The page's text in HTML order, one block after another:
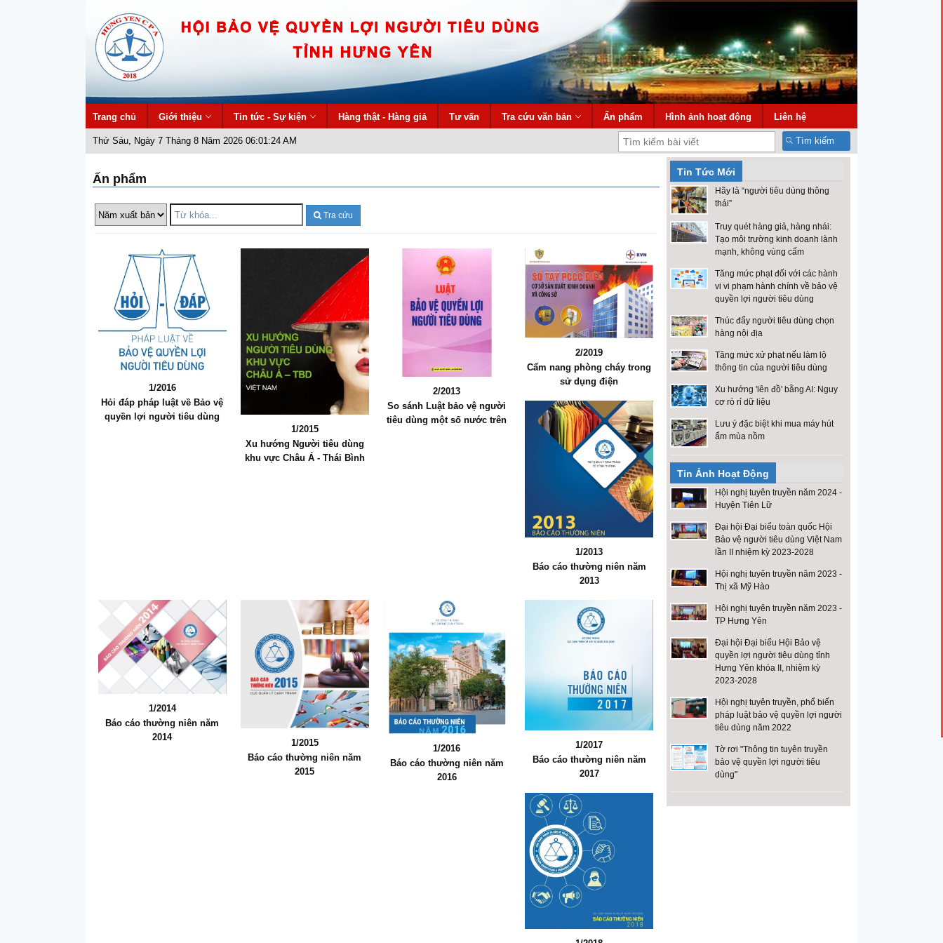
Trang chủ Giới thiệu Tin tức - Sự kiện Hàng thật - Hàng giả Tư vấn Tra cứu văn bản Ấn phẩm Hình ảnh hoạt động Liên hệ
Thứ Sáu, Ngày 7 Tháng 8 Năm 2026 06:01:25 AM Tìm kiếm
Ấn phẩm
Tra cứu
1/2016
Hỏi đáp pháp luật về Bảo vệ
quyền lợi người tiêu dùng
1/2015
Xu hướng Người tiêu dùng
khu vực Châu Á - Thái Bình
2/2013
So sánh Luật bảo vệ người
tiêu dùng một số nước trên
2/2019
Cẩm nang phòng cháy trong
sử dụng điện
1/2013
Báo cáo thường niên năm
2013
1/2014
Báo cáo thường niên năm
2014
1/2015
Báo cáo thường niên năm
2015
1/2016
Báo cáo thường niên năm
2016
1/2017
Báo cáo thường niên năm
2017
Tin Tức Mới
Hãy là “người tiêu dùng thông
thái”
Truy quét hàng giả, hàng nhái:
Tạo môi trường kinh doanh lành
mạnh, không vùng cấm
Tăng mức phạt đối với các hành
vi vi phạm hành chính về bảo vệ
quyền lợi người tiêu dùng
Thúc đẩy người tiêu dùng chọn
hàng nội địa
Tăng mức xử phạt nếu làm lộ
thông tin của người tiêu dùng
Xu hướng 'lên đồ' bằng AI: Nguy
cơ rò rỉ dữ liệu
Lưu ý đặc biệt khi mua máy hút
ẩm mùa nồm
Tin Ảnh Hoạt Động
Hội nghị tuyên truyền năm 2024 -
Huyện Tiên Lữ
Đại hội Đại biểu toàn quốc Hội
Bảo vệ người tiêu dùng Việt Nam
lần II nhiệm kỳ 2023-2028
Hội nghị tuyên truyền năm 2023 -
Thị xã Mỹ Hào
Hội nghị tuyên truyền năm 2023 -
TP Hưng Yên
Đại hội Đại biểu Hội Bảo vệ
quyền lợi người tiêu dùng tỉnh
Hưng Yên khóa II, nhiệm kỳ
2023-2028
Hội nghị tuyên truyền, phổ biến
pháp luật bảo vệ quyền lợi người
tiêu dùng năm 2022
Tờ rơi "Thông tin tuyên truyền
bảo vệ quyền lợi người tiêu
dùng"